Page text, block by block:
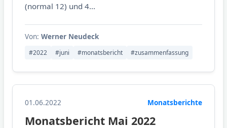
(normal 12) und 4...
Von: Werner Neudeck
#2022 #juni #monatsbericht #zusammenfassung
01.06.2022 Monatsberichte
Monatsbericht Mai 2022